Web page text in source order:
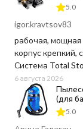
5.0
igor.kravtsov83
рабочая, мощная
корпус крепкий,
Система Total
четко, отпустил
воду и ресурс
Напор выдает
сбивает на ура,
6 августа 2026
(для
5.0